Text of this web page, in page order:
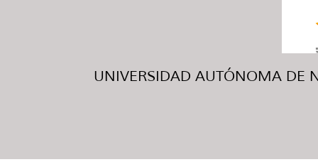
UNIVERSIDAD AUTÓNOMA DE